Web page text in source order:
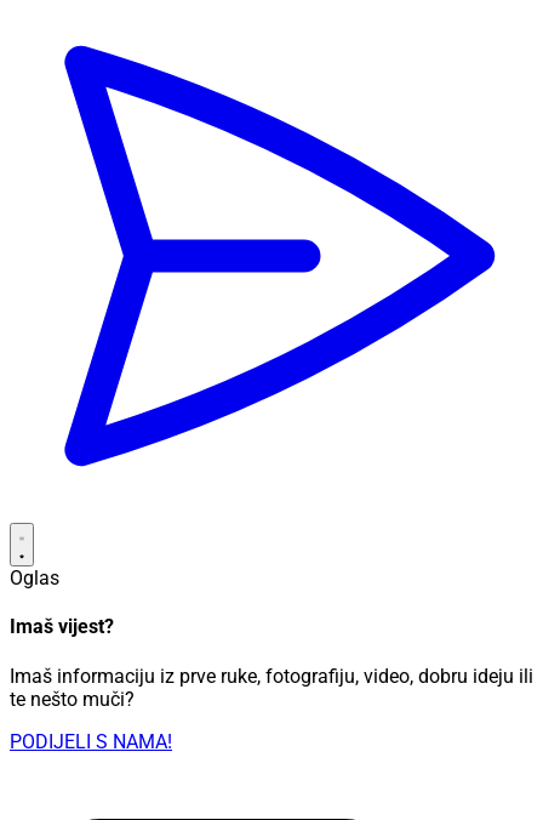
Oglas
Imaš vijest?
Imaš informaciju iz prve ruke, fotografiju, video, dobru ideju ili
te nešto muči?
PODIJELI S NAMA!